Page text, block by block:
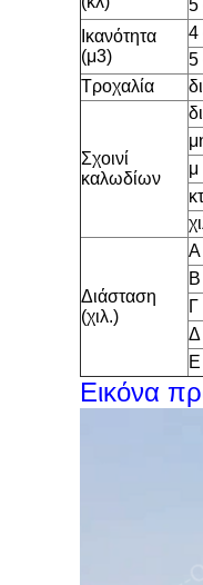
5
Ικανότητα
(μ3)
4
5
Τροχαλία
Σχοινί
καλωδίων
μ
Διάσταση
(χιλ.)
Α
Β
Γ
Δ
Ε
Εικόνα